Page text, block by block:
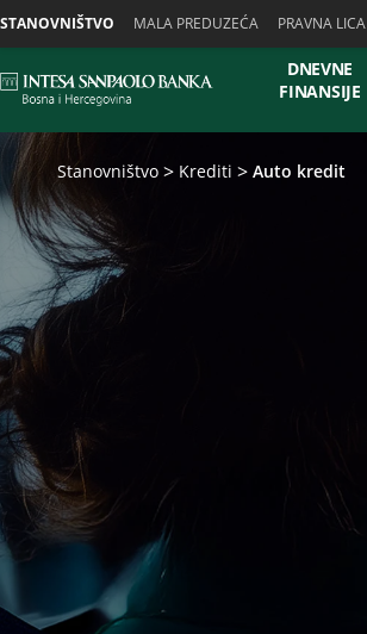
STANOVNIŠTVO MALA PREDUZEĆA PRAVNA LICA
DNEVNE
FINANSIJE
Stanovništvo Krediti Auto kredit